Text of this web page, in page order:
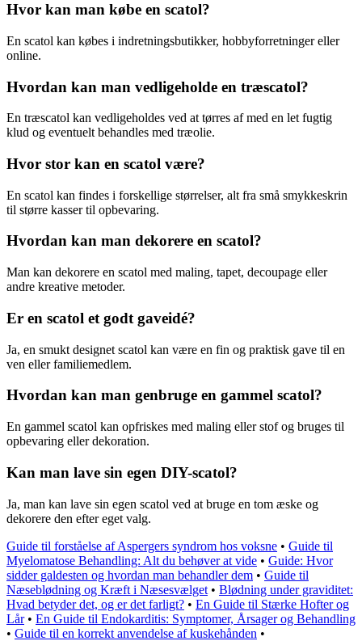
Hvor kan man købe en scatol?
En scatol kan købes i indretningsbutikker, hobbyforretninger eller
online.
Hvordan kan man vedligeholde en træscatol?
En træscatol kan vedligeholdes ved at tørres af med en let fugtig
klud og eventuelt behandles med træolie.
Hvor stor kan en scatol være?
En scatol kan findes i forskellige størrelser, alt fra små smykkeskrin
til større kasser til opbevaring.
Hvordan kan man dekorere en scatol?
Man kan dekorere en scatol med maling, tapet, decoupage eller
andre kreative metoder.
Er en scatol et godt gaveidé?
Ja, en smukt designet scatol kan være en fin og praktisk gave til en
ven eller familiemedlem.
Hvordan kan man genbruge en gammel scatol?
En gammel scatol kan opfriskes med maling eller stof og bruges til
opbevaring eller dekoration.
Kan man lave sin egen DIY-scatol?
Ja, man kan lave sin egen scatol ved at bruge en tom æske og
dekorere den efter eget valg.
Guide til forståelse af Aspergers syndrom hos voksne • Guide til
Myelomatose Behandling: Alt du behøver at vide • Guide: Hvor
sidder galdesten og hvordan man behandler dem • Guide til
Næseblødning og Kræft i Næsesvælget • Blødning under graviditet:
Hvad betyder det, og er det farligt? • En Guide til Stærke Hofter og
Lår• En Guide til Endokarditis: Symptomer, Årsager og Behandling
• Guide til en korrekt anvendelse af kuskehånden •